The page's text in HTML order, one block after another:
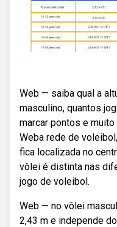
Web — saiba qual a
masculino, quantos
marcar pontos e
Weba rede de
fica localizada no
vôlei é distinta nas
jogo de voleibol.
Web — no vôlei
2,43 m e independe